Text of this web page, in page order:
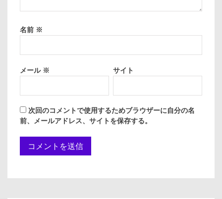
名前 ※
メール ※ サイト
次回のコメントで使用するためブラウザーに自分の名
前、メールアドレス、サイトを保存する。